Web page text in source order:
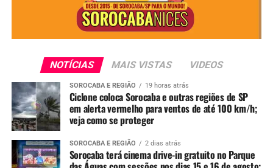
Dia 20 de dezembro, sábado, a partir das 16h
Local: Arena Lucky Friends – Rua Antônio Aparecido
Ferraz, 956 – Parque Santa Isabel
Vendas: q2ingressos.com.br
Classificação etária: 18 anos
Mais informações:instagram.com/meleva.sorocaba
NOTÍCIAS MAIS VISTAS VIDEOS
SOROCABA E REGIÃO 19 horas atrás
Ciclone coloca Sorocaba e outras regiões de SP
em alerta vermelho para ventos de até 100 km/h;
veja como se proteger
SOROCABA E REGIÃO 2 dias atrás
Sorocaba terá cinema drive-in gratuito no Parque